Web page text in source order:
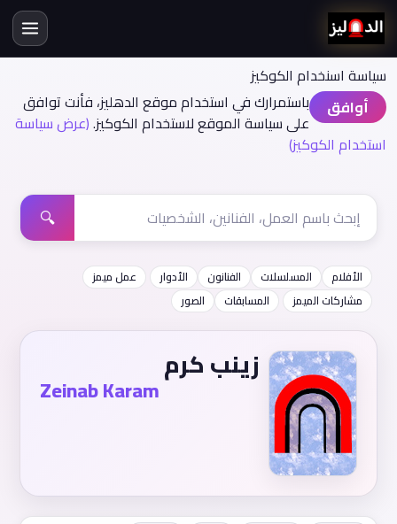
سياسة اسنخدام الكوكيز
أوافق
باستمرارك في استخدام موقع الدهليز، فأنت توافق
على سياسة الموقع لاستخدام الكوكيز.(عرض سياسة
استخدام الكوكيز)
🔍
الأفلام المسلسلات الفنانون الأدوار
عمل ميمز
مشاركات الميمز
المسابقات الصور
زينب كرم
Zeinab Karam